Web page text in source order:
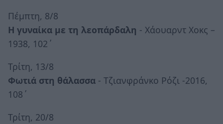
Πέμπτη, 8/8
Η γυναίκα με τη λεοπάρδαλη - Χάουαρντ Χοκς –
1938, 102΄
Τρίτη, 13/8
Φωτιά στη θάλασσα - Τζιανφράνκο Ρόζι -2016,
108΄
Τρίτη, 20/8